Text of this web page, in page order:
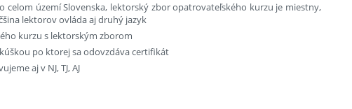
území Slovenska, lektorský zbor opatrovateľského kurzu je miestny,
lektorov ovláda aj druhý jazyk
kurzu s lektorským zborom
po ktorej sa odovzdáva certifikát
aj v NJ, TJ, AJ